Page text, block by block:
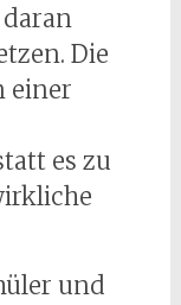
daran
Die
einer
es zu
und